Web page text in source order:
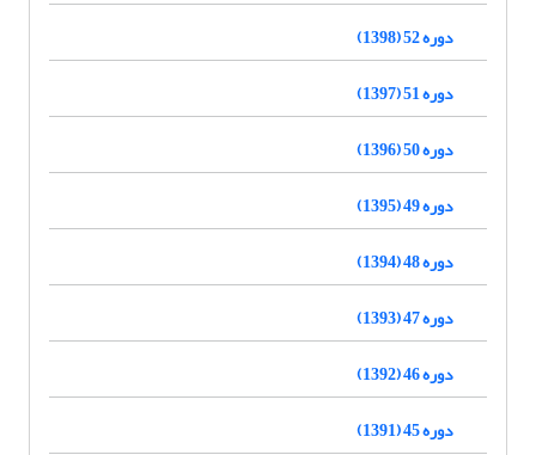
دوره 52 (1398)
دوره 51 (1397)
دوره 50 (1396)
دوره 49 (1395)
دوره 48 (1394)
دوره 47 (1393)
دوره 46 (1392)
دوره 45 (1391)